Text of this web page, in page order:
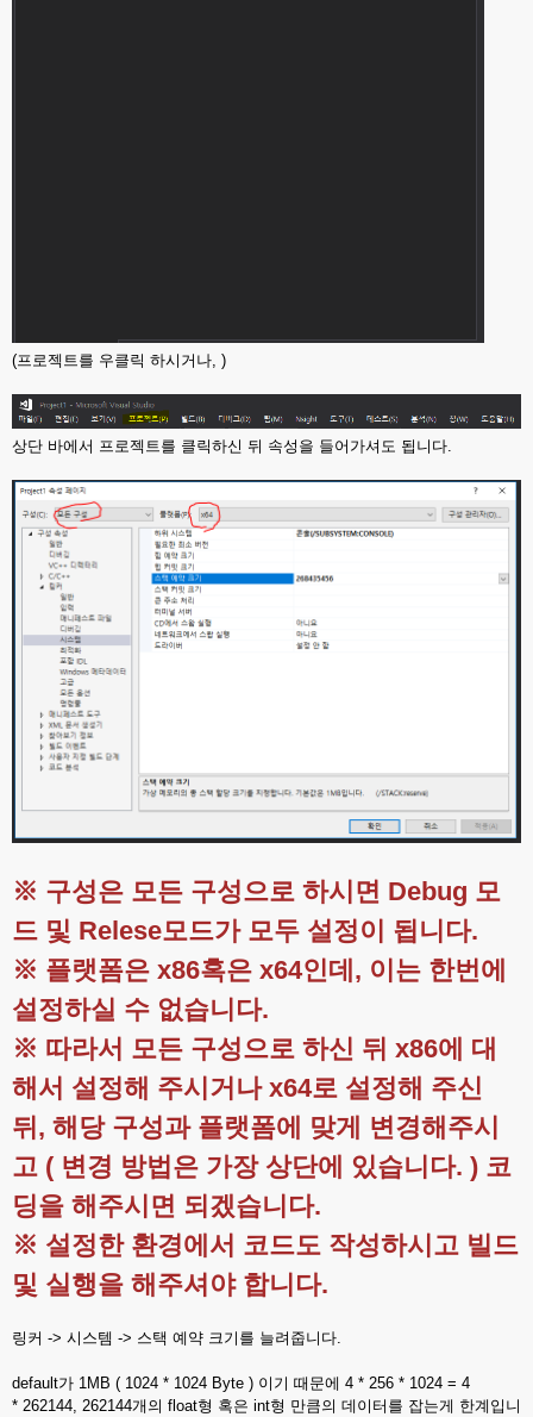
(프로젝트를 우클릭 하시거나, )
상단 바에서 프로젝트를 클릭하신 뒤 속성을 들어가셔도 됩니다.
※ 구성은 모든 구성으로 하시면 Debug 모
드 및 Relese모드가 모두 설정이 됩니다.
※ 플랫폼은 x86혹은 x64인데, 이는 한번에
설정하실 수 없습니다.
※ 따라서 모든 구성으로 하신 뒤 x86에 대
해서 설정해 주시거나 x64로 설정해 주신
뒤, 해당 구성과 플랫폼에 맞게 변경해주시
고 ( 변경 방법은 가장 상단에 있습니다. ) 코
딩을 해주시면 되겠습니다.
※ 설정한 환경에서 코드도 작성하시고 빌드
및 실행을 해주셔야 합니다.
링커 -> 시스템 -> 스택 예약 크기를 늘려줍니다.
default가 1MB ( 1024 * 1024 Byte ) 이기 때문에 4 * 256 * 1024 = 4
* 262144, 262144개의 float형 혹은 int형 만큼의 데이터를 잡는게 한계입니